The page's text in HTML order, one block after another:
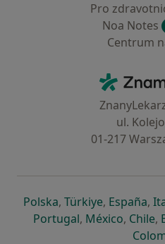
Pro
Noa Notes
Centrum
ul.
01-217
Polskase otevře v nové
, Türkiyese otevře v
, Españase
,
Portugalse otevře v
, Méxicose
, Chile,